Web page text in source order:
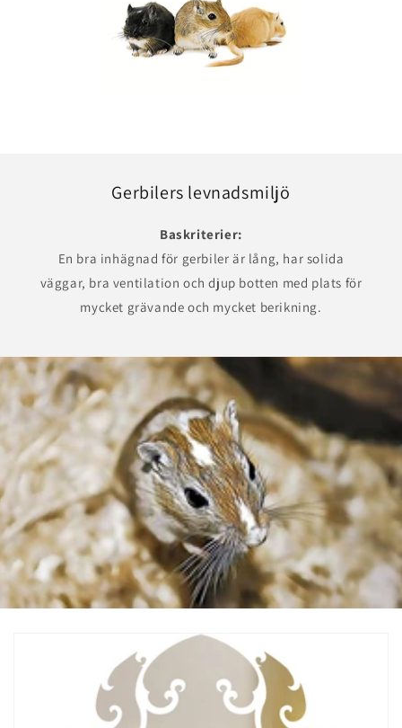
Gerbilers levnadsmiljö
Baskriterier:
En bra inhägnad för gerbiler är lång, har solida
väggar, bra ventilation och djup botten med plats för
mycket grävande och mycket berikning.